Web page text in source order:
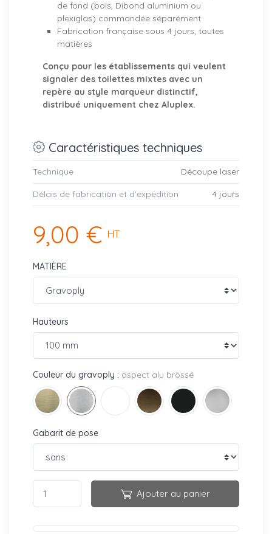
de fond (bois, Dibond aluminium ou
plexiglas) commandée séparément
Fabrication française sous 4 jours, toutes
matières
Conçu pour les établissements qui veulent
signaler des toilettes mixtes avec un
repère au style marqueur distinctif,
distribué uniquement chez Aluplex.
Caractéristiques techniques
Technique Découpe laser
Délais de fabrication et d’expédition 4 jours
9,00 € HT
MATIÈRE
Hauteurs
Couleur du gravoply : aspect alu brossé
Gabarit de pose
Ajouter au panier